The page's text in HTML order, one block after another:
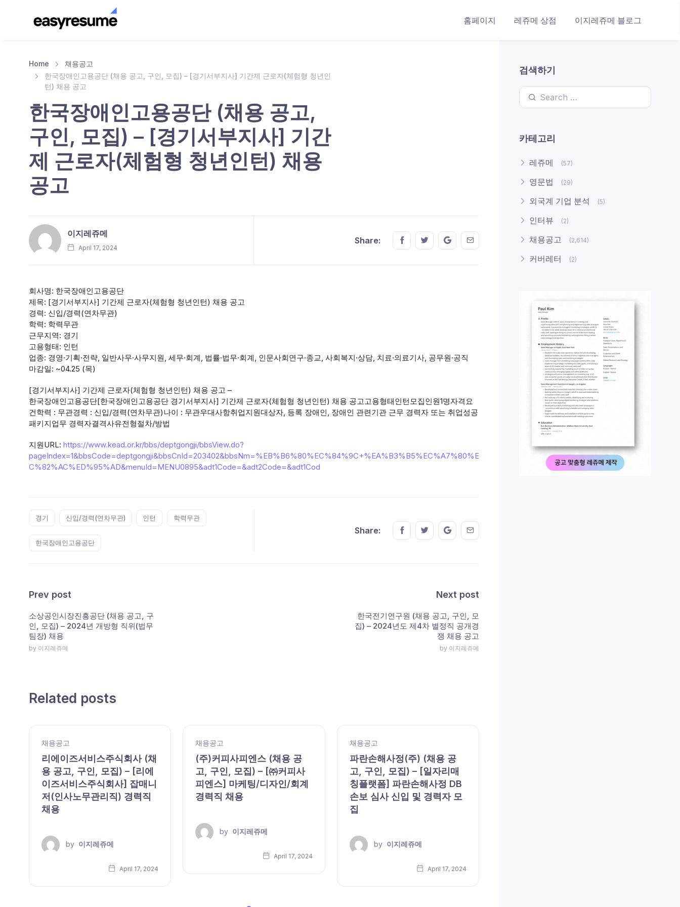
홈페이지 레쥬메 상점 이지레쥬메 블로그
Home
채용공고
한국장애인고용공단 (채용 공고, 구인, 모집) – [경기서부지사] 기간제 근로자(체험형 청년인
턴) 채용 공고
한국장애인고용공단 (채용 공고,
구인, 모집) – [경기서부지사] 기간
제 근로자(체험형 청년인턴) 채용
공고
이지레쥬메
April 17, 2024
Share: Share this on FaceBook
Share this on Twitter
Share this on GMail
Share this on EMail
회사명: 한국장애인고용공단
제목: [경기서부지사] 기간제 근로자(체험형 청년인턴) 채용 공고
경력: 신입/경력(연차무관)
학력: 학력무관
근무지역: 경기
고용형태: 인턴
업종: 경영·기획·전략, 일반사무·사무지원, 세무·회계, 법률·법무·회계, 인문사회연구·종교, 사회복지·상담, 치료·의료기사, 공무원·공직
마감일: ~04.25 (목)
[경기서부지사] 기간제 근로자(체험형 청년인턴) 채용 공고 –
한국장애인고용공단[한국장애인고용공단 경기서부지사] 기간제 근로자(체험형 청년인턴) 채용 공고고용형태인턴모집인원1명자격요
건학력 : 무관경력 : 신입/경력(연차무관)나이 : 무관우대사항취업지원대상자, 등록 장애인, 장애인 관련기관 근무 경력자 또는 취업성공
패키지업무 경력자결격사유전형절차/방법
지원URL: https://www.kead.or.kr/bbs/deptgongji/bbsView.do?
pageIndex=1&bbsCode=deptgongji&bbsCnId=203402&bbsNm=%EB%B6%80%EC%84%9C+%EA%B3%B5%EC%A7%80%E
C%82%AC%ED%95%AD&menuId=MENU0895&adt1Code=&adt2Code=&adt1Cod
경기 신입/경력(연차무관) 인턴 학력무관
한국장애인고용공단
Share: Share this on FaceBook
Share this on Twitter
Share this on GMail
Share this on EMail
Prev post
소상공인시장진흥공단 (채용 공고, 구
인, 모집) – 2024년 개방형 직위(법무
팀장) 채용
by 이지레쥬메
Next post
한국전기연구원 (채용 공고, 구인, 모
집) – 2024년도 제4차 별정직 공개경
쟁 채용 공고
by 이지레쥬메
Related posts
채용공고
리에이즈서비스주식회사 (채
용 공고, 구인, 모집) – [리에
이즈서비스주식회사] 잡매니
저(인사노무관리직) 경력직
채용
by 이지레쥬메
April 17, 2024
채용공고
(주)커피사피엔스 (채용 공
고, 구인, 모집) – [㈜커피사
피엔스] 마케팅/디자인/회계
경력직 채용
by 이지레쥬메
April 17, 2024
채용공고
파란손해사정(주) (채용 공
고, 구인, 모집) – [일자리매
칭플랫폼] 파란손해사정 DB
손보 심사 신입 및 경력자 모
집
by 이지레쥬메
April 17, 2024
검색하기
Search for:
카테고리
레쥬메 (57)
영문법 (29)
외국계 기업 분석 (5)
인터뷰 (2)
채용공고 (2,614)
커버레터 (2)